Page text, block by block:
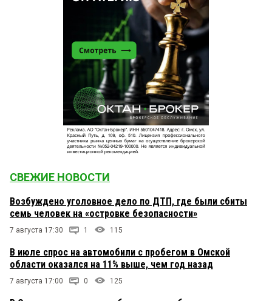
СВЕЖИЕ НОВОСТИ
Возбуждено уголовное дело по ДТП, где были сбиты
семь человек на «островке безопасности»
7 августа 17:30 1 115
В июле спрос на автомобили с пробегом в Омской
области оказался на 11% выше, чем год назад
7 августа 17:00 0 125